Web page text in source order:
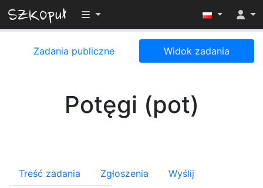
Przełącz widoczność menu
Zadania publiczne Widok zadania
Potęgi (pot)
Treść zadania Zgłoszenia Wyślij